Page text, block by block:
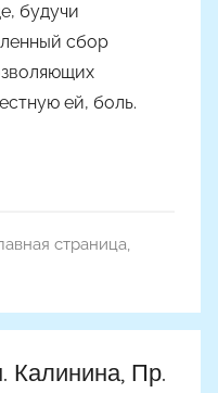
будучи
сбор
ей, боль.
страница,
Пр.